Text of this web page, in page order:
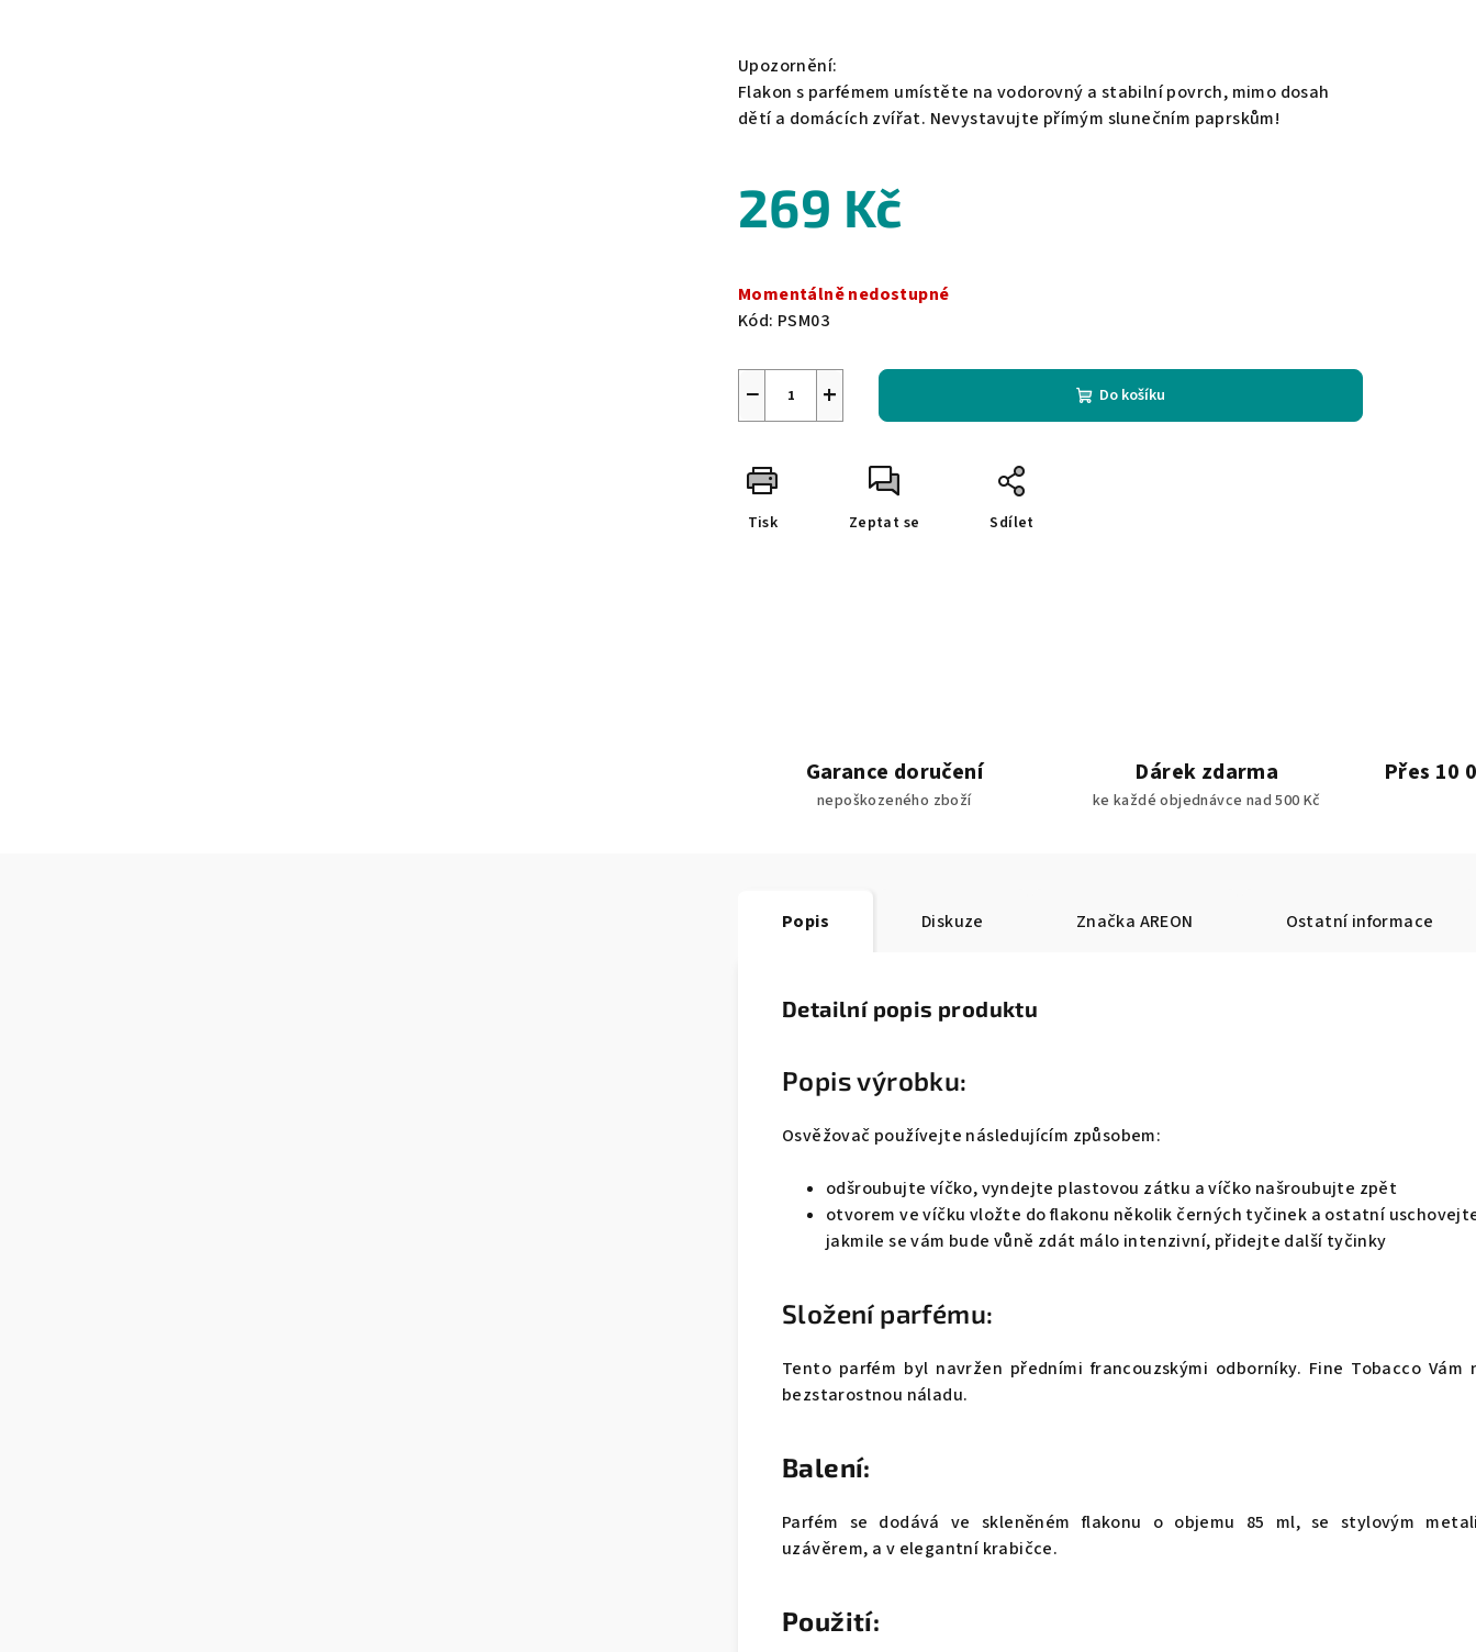
Upozornění:
Flakon s parfémem umístěte na vodorovný a stabilní povrch, mimo dosah
dětí a domácích zvířat. Nevystavujte přímým slunečním paprskům!
269 Kč
cena:
Momentálně nedostupné
Kód: PSM03
+
− Do košíku
Tisk Zeptat se Sdílet
Garance doručení
nepoškozeného zboží
Dárek zdarma
ke každé objednávce nad 500 Kč
Přes 10
Popis Diskuze Značka AREON Ostatní informace
Detailní popis produktu
Popis výrobku:
Osvěžovač používejte následujícím způsobem:
odšroubujte víčko, vyndejte plastovou zátku a víčko našroubujte zpět
otvorem ve víčku vložte do flakonu několik černých tyčinek a ostatní
jakmile se vám bude vůně zdát málo intenzivní, přidejte další tyčinky
Složení parfému:
Tento parfém byl navržen předními francouzskými odborníky. Fine Tobacco Vám
bezstarostnou náladu.
Balení:
Parfém se dodává ve skleněném flakonu o objemu 85 ml, se stylovým
uzávěrem, a v elegantní krabičce.
Použití: